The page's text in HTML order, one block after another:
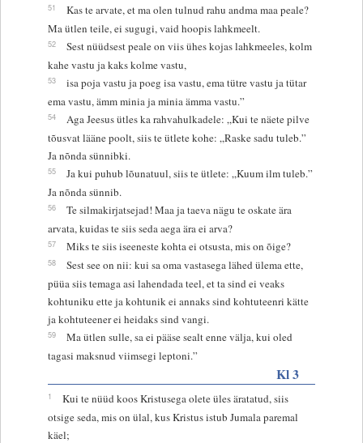
51
Kas te arvate, et ma olen tulnud rahu andma maa peale?
Ma ütlen teile, ei sugugi, vaid hoopis lahkmeelt.
52
Sest nüüdsest peale on viis ühes kojas lahkmeeles, kolm
kahe vastu ja kaks kolme vastu,
53
isa poja vastu ja poeg isa vastu, ema tütre vastu ja tütar
ema vastu, ämm minia ja minia ämma vastu.”
54
Aga Jeesus ütles ka rahvahulkadele: „Kui te näete pilve
tõusvat lääne poolt, siis te ütlete kohe: „Raske sadu tuleb.”
Ja nõnda sünnibki.
55
Ja kui puhub lõunatuul, siis te ütlete: „Kuum ilm tuleb.”
Ja nõnda sünnib.
56
Te silmakirjatsejad! Maa ja taeva nägu te oskate ära
arvata, kuidas te siis seda aega ära ei arva?
57 Miks te siis iseeneste kohta ei otsusta, mis on õige?
58
Sest see on nii: kui sa oma vastasega lähed ülema ette,
püüa siis temaga asi lahendada teel, et ta sind ei veaks
kohtuniku ette ja kohtunik ei annaks sind kohtuteenri kätte
ja kohtuteener ei heidaks sind vangi.
59
Ma ütlen sulle, sa ei pääse sealt enne välja, kui oled
tagasi maksnud viimsegi leptoni.”
Kl 3
1
Kui te nüüd koos Kristusega olete üles äratatud, siis
otsige seda, mis on ülal, kus Kristus istub Jumala paremal
käel;